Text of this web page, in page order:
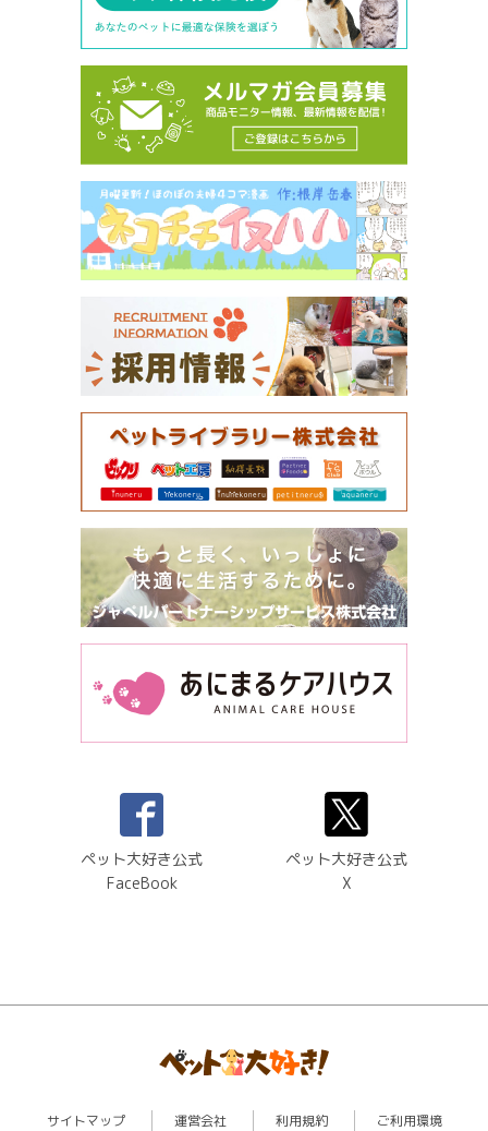
ペット大好き公式
FaceBook
ペット大好き公式
X
サイトマップ 運営会社 利用規約 ご利用環境